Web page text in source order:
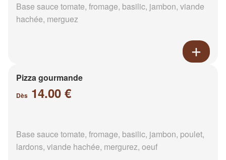
Base sauce tomate, fromage, basilic, jambon, viande
hachée, merguez
Pizza gourmande
Dès 14.00 €
Base sauce tomate, fromage, basilic, jambon, poulet,
lardons, viande hachée, mergurez, oeuf